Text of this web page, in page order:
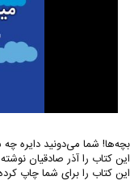
بچه‌ها! شما می‌دونید دایره چه
این کتاب را آذر صادقیان
این کتاب را برای شما چاپ